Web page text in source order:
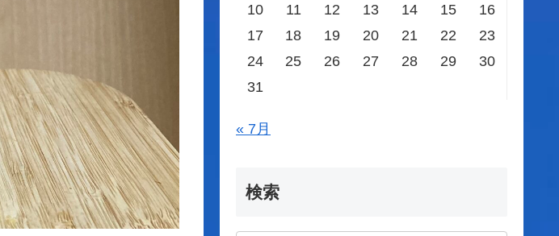
10
11 12 13 14 15
16
17
18 19 20 21 22
23
24
25 26 27 28 29
30
31
« 7月
検索